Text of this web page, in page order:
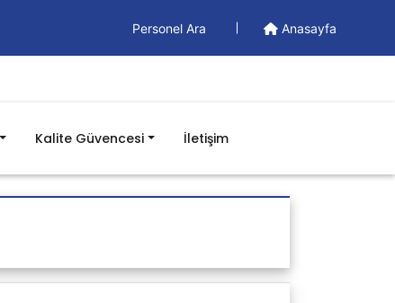
Personel Ara Anasayfa
Kalite Güvencesi
Doküman
İş Akışları
İletişim